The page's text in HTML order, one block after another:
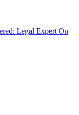
Legal Expert On